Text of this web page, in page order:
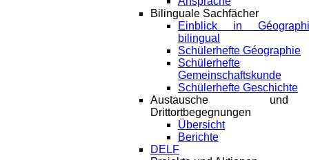
Bilinguale Sachfächer
Einblick in
bilingual
Schülerhefte Géographie
Schülerhefte
Gemeinschaftskunde
Schülerhefte Geschichte
Austausche und
Drittortbegegnungen
Übersicht
Berichte
DELF